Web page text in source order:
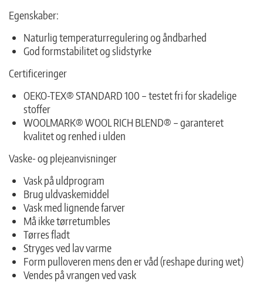
Egenskaber:
Naturlig temperaturregulering og åndbarhed
God formstabilitet og slidstyrke
Certificeringer
OEKO-TEX® STANDARD 100 – testet fri for skadelige
stoffer
WOOLMARK® WOOL RICH BLEND® – garanteret
kvalitet og renhed i ulden
Vaske- og plejeanvisninger
Vask på uldprogram
Brug uldvaskemiddel
Vask med lignende farver
Må ikke tørretumbles
Tørres fladt
Stryges ved lav varme
Form pulloveren mens den er våd (reshape during wet)
Vendes på vrangen ved vask